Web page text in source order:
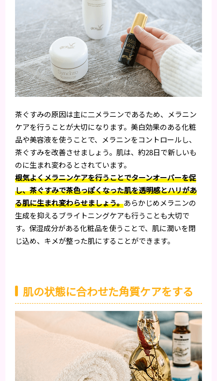
茶ぐすみの原因は主に二メラニンであるため、メラニン
ケアを行うことが大切になります。美白効果のある化粧
品や美容液を使うことで、メラニンをコントロールし、
茶ぐすみを改善させましょう。肌は、約28日で新しいも
のに生まれ変わるとされています。
根気よくメラニンケアを行うことでターンオーバーを促
し、茶ぐすみで茶色っぽくなった肌を透明感とハリがあ
る肌に生まれ変わらせましょう。あらかじめメラニンの
生成を抑えるブライトニングケアも行うことも大切で
す。保湿成分がある化粧品を使うことで、肌に潤いを閉
じ込め、キメが整った肌にすることができます。
肌の状態に合わせた角質ケアをする